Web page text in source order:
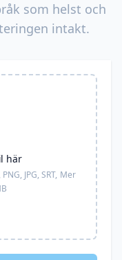
som helst och
intakt.
här
JPG, SRT, Mer